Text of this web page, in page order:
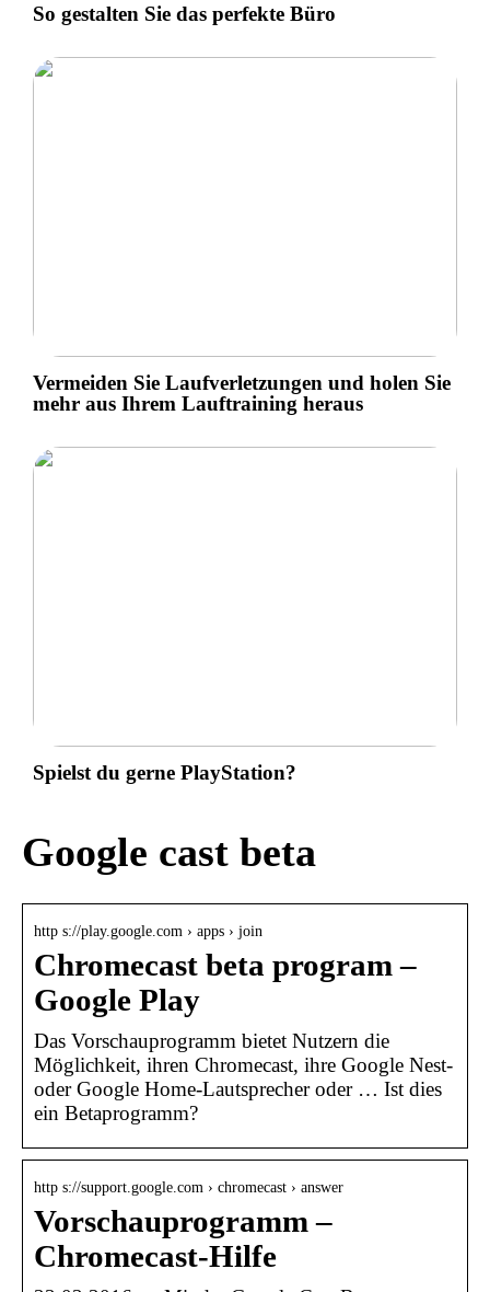
So gestalten Sie das perfekte Büro
Vermeiden Sie Laufverletzungen und holen Sie
mehr aus Ihrem Lauftraining heraus
Spielst du gerne PlayStation?
Google cast beta
http s://play.google.com › apps › join
Chromecast beta program –
Google Play
Das Vorschauprogramm bietet Nutzern die
Möglichkeit, ihren Chromecast, ihre Google Nest-
oder Google Home-Lautsprecher oder … Ist dies
ein Betaprogramm?
http s://support.google.com › chromecast › answer
Vorschauprogramm –
Chromecast-Hilfe